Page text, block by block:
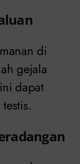
di
gejala
dapat